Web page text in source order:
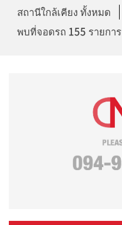
สถานีใกล้เคียง ทั้งหมด
พบที่จอดรถ 155 รายการ